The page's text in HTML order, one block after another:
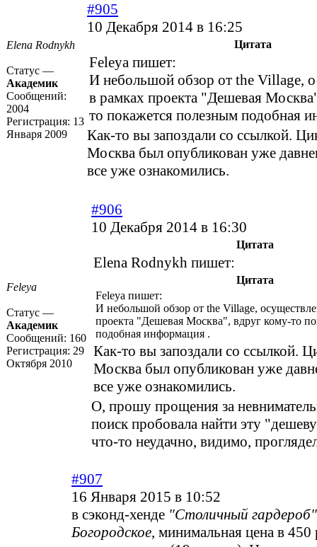
Elena Rodnykh
Статус —
Академик
Сообщений:
2004
Регистрация: 13
Января 2009
#905
10 Декабря 2014 в 16:25
Цитата
Feleya пишет:
И небольшой обзор от the Village,
в рамках проекта "Дешевая
то покажется полезным подобная
Как-то вы запоздали со ссылкой.
Москва был опубликован уже
все уже ознакомились.
Feleya
Статус —
Академик
Сообщений: 160
Регистрация: 29
Октября 2010
#906
10 Декабря 2014 в 16:30
Цитата
Elena Rodnykh пишет:
Цитата
Feleya пишет:
И небольшой обзор от the Village,
проекта "Дешевая Москва", вдруг кому-то
подобная информация .
Как-то вы запоздали со ссылкой.
Москва был опубликован уже
все уже ознакомились.
О, прошу прощения за
поиск пробовала найти эту
что-то неудачно, видимо,
#907
16 Января 2015 в 10:52
в сэконд-хенде "Столичный гардероб"
Богородское, минимальная цена в 450